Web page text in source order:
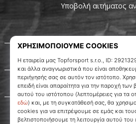
πρεσβευτής
της
μάρκας
μας.
11. 8. 2022
Σχετικά μ' εμάς
Εξυπηρέτηση πελατών
Υποβολή αιτήματος